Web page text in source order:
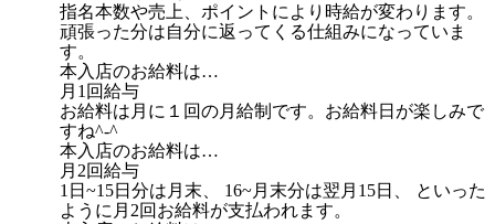
指名本数や売上、ポイントにより時給が変わります。
頑張った分は自分に返ってくる仕組みになっていま
す。
本入店のお給料は…
月1回給与
お給料は月に１回の月給制です。お給料日が楽しみで
すね^-^
本入店のお給料は…
月2回給与
1日~15日分は月末、 16~月末分は翌月15日、 といった
ように月2回お給料が支払われます。